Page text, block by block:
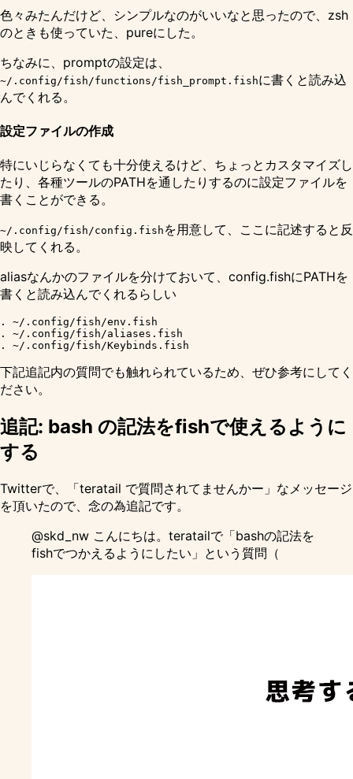
色々みたんだけど、シンプルなのがいいなと思ったので、zsh
のときも使っていた、 pureにした。
ちなみに、promptの設定は、
~/.config/fish/functions/fish_prompt.fishに書くと読み込
んでくれる。
設定ファイルの作成
特にいじらなくても十分使えるけど、ちょっとカスタマイズし
たり、各種ツールのPATHを通したりするのに設定ファイルを
書くことができる。
~/.config/fish/config.fish を用意して、ここに記述すると反
映してくれる。
aliasなんかのファイルを分けておいて、config.fishにPATHを
書くと読み込んでくれるらしい
. ~/.config/fish/env.fish
. ~/.config/fish/aliases.fish
下記追記内の質問でも触れられているため、ぜひ参考にしてく
ださい。
追記: bash の記法をfishで使えるように
する
Twitterで、「teratail で質問されてませんかー」なメッセージ
を頂いたので、念の為追記です。
@skd_nw こんにちは。teratailで「bashの記法を
fishでつかえるようにしたい」という質問（